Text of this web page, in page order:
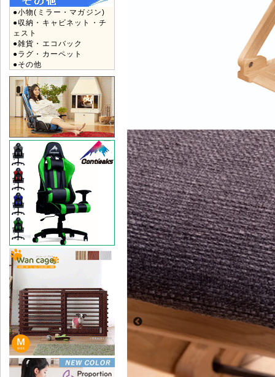
●小物(ミラー・マガジン)
●収納・キャビネット・チ
ェスト
●雑貨・エコバック
●ラグ・カーペット
●その他